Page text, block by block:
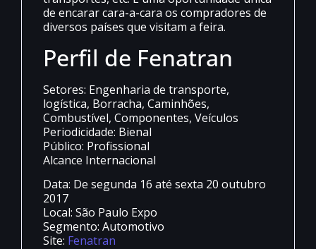
de encarar cara-a-cara os compradores de
diversos países que visitam a feira.
Perfil de Fenatran
Setores: Engenharia de transporte,
logística, Borracha, Caminhões,
Combustível, Componentes, Veículos
Periodicidade: Bienal
Público: Profissional
Alcance Internacional
Data: De segunda 16 até sexta 20 outubro
2017
Local: São Paulo Expo
Segmento: Automotivo
Site: Fenatran